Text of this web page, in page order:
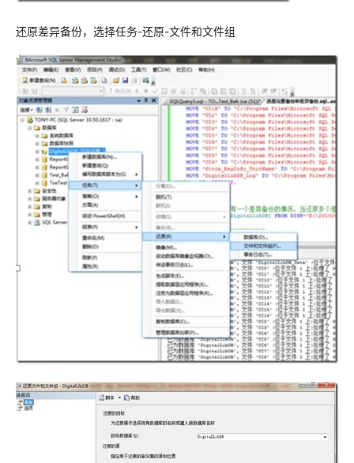
还原差异备份，选择任务-还原-文件和文件组